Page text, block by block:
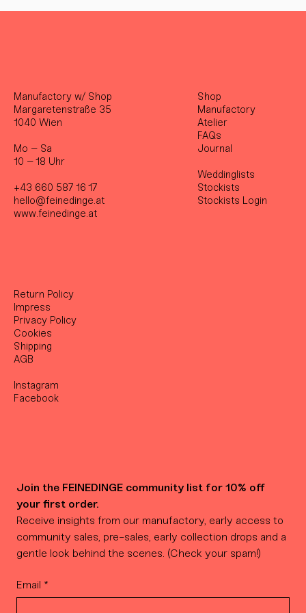
Manufactory w/ Shop
Margaretenstraße 35
1040 Wien
Mo – Sa
10 – 18 Uhr
+43 660 587 16 17
hello@feinedinge.at
www.feinedinge.at
Shop
Manufactory
Atelier
FAQs
Journal
Weddinglists
Stockists
Stockists Login
Return Policy
Impress
Privacy Policy
Cookies
Shipping
AGB
Instagram
Facebook
Join the FEINEDINGE community list for 10% off
your first order.
Receive insights from our manufactory, early access to
community sales, pre-sales, early collection drops and a
gentle look behind the scenes. (Check your spam!)
Email *